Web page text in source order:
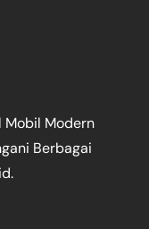
Mobil Modern
Berbagai